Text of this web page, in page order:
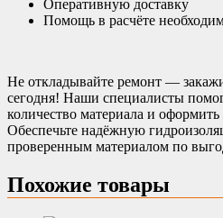
Оперативную доставку
Помощь в расчёте
Не откладывайте ремонт —
сегодня! Наши специалисты
количество материала и оформить
Обеспечьте надёжную
проверенным материалом по
Похожие товары